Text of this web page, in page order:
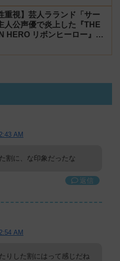
】
重視】芸人ラランド「サー
人公声優で炎上した『THE
HERO リボンヒーロー』に
「でびでび・でびる」が出
AM
割に、な印象だったな
返信
AM
りした割にはって感じだね